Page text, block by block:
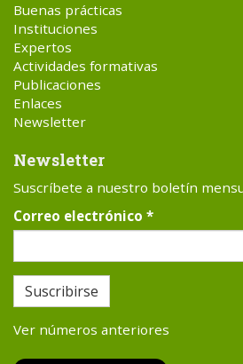
Buenas prácticas
Instituciones
Expertos
Actividades formativas
Publicaciones
Enlaces
Newsletter
Newsletter
Suscríbete a nuestro boletín
Correo electrónico *
Suscribirse
Ver números anteriores